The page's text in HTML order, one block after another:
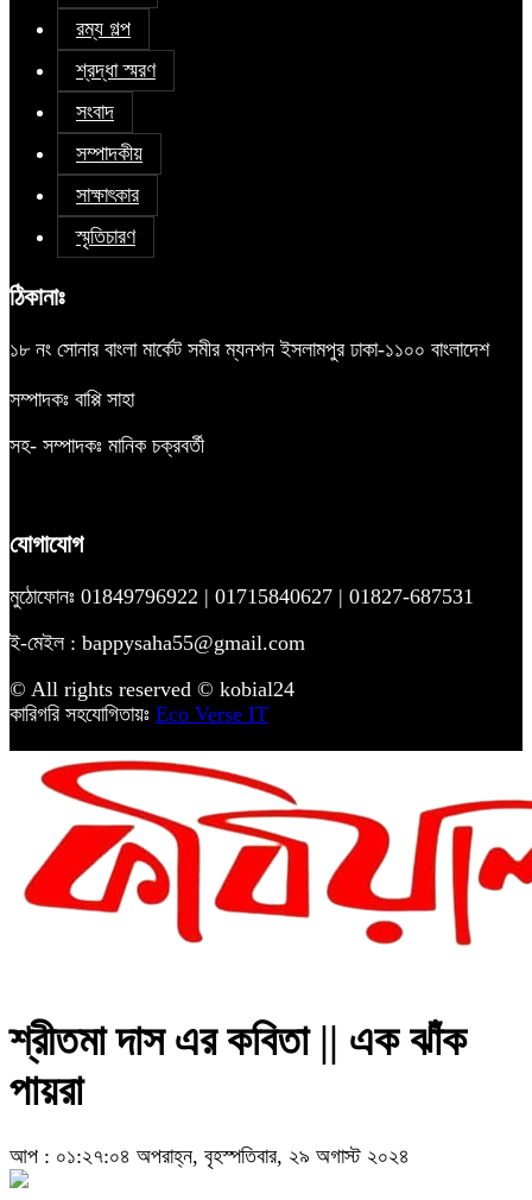
রম্য গল্প
শ্রদ্ধা স্মরণ
সংবাদ
সম্পাদকীয়
সাক্ষাৎকার
স্মৃতিচারণ
ঠিকানাঃ
১৮ নং সোনার বাংলা মার্কেট সমীর ম্যনশন ইসলামপুর ঢাকা-১১০০ বাংলাদেশ
সম্পাদকঃ বাপ্পি সাহা
সহ- সম্পাদকঃ মানিক চক্রবর্তী
যোগাযোগ
মুঠোফোনঃ 01849796922 | 01715840627 | 01827-687531
ই-মেইল : bappysaha55@gmail.com
© All rights reserved © kobial24
কারিগরি সহযোগিতায়ঃ Eco Verse IT
শ্রীতমা দাস এর কবিতা || এক ঝাঁক
পায়রা
আপ : ০১:২৭:০৪ অপরাহ্ন, বৃহস্পতিবার, ২৯ অগাস্ট ২০২৪